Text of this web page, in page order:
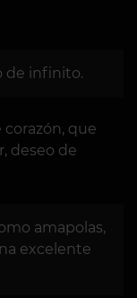
de infinito.
que
deseo de
amapolas,
excelente